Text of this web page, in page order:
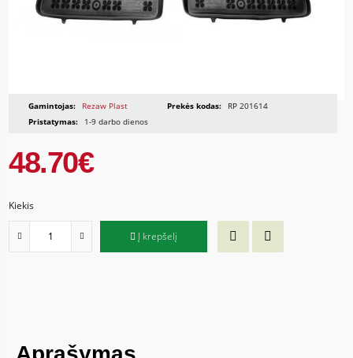
Gamintojas: Rezaw Plast Prekės kodas:
RP 201614
Pristatymas:
1-9 darbo dienos
48.70€
Kiekis
Į krepšelį